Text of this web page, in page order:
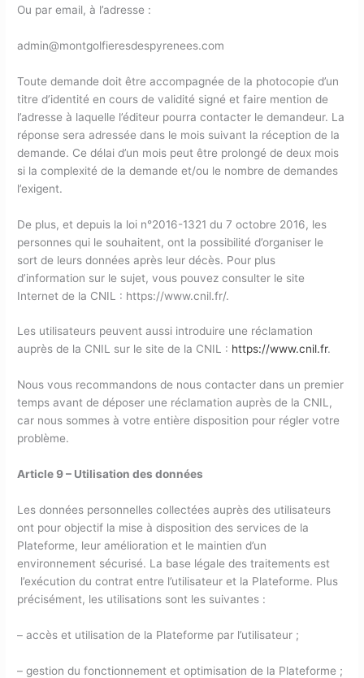
Ou par email, à l’adresse :
admin@montgolfieresdespyrenees.com
Toute demande doit être accompagnée de la photocopie d’un
titre d’identité en cours de validité signé et faire mention de
l’adresse à laquelle l’éditeur pourra contacter le demandeur. La
réponse sera adressée dans le mois suivant la réception de la
demande. Ce délai d’un mois peut être prolongé de deux mois
si la complexité de la demande et/ou le nombre de demandes
l’exigent.
De plus, et depuis la loi n°2016-1321 du 7 octobre 2016, les
personnes qui le souhaitent, ont la possibilité d’organiser le
sort de leurs données après leur décès. Pour plus
d’information sur le sujet, vous pouvez consulter le site
Internet de la CNIL : https://www.cnil.fr/.
Les utilisateurs peuvent aussi introduire une réclamation
auprès de la CNIL sur le site de la CNIL : https://www.cnil.fr.
Nous vous recommandons de nous contacter dans un premier
temps avant de déposer une réclamation auprès de la CNIL,
car nous sommes à votre entière disposition pour régler votre
problème.
Article 9 – Utilisation des données
Les données personnelles collectées auprès des utilisateurs
ont pour objectif la mise à disposition des services de la
Plateforme, leur amélioration et le maintien d’un
environnement sécurisé. La base légale des traitements est
l’exécution du contrat entre l’utilisateur et la Plateforme. Plus
précisément, les utilisations sont les suivantes :
– accès et utilisation de la Plateforme par l’utilisateur ;
– gestion du fonctionnement et optimisation de la Plateforme ;